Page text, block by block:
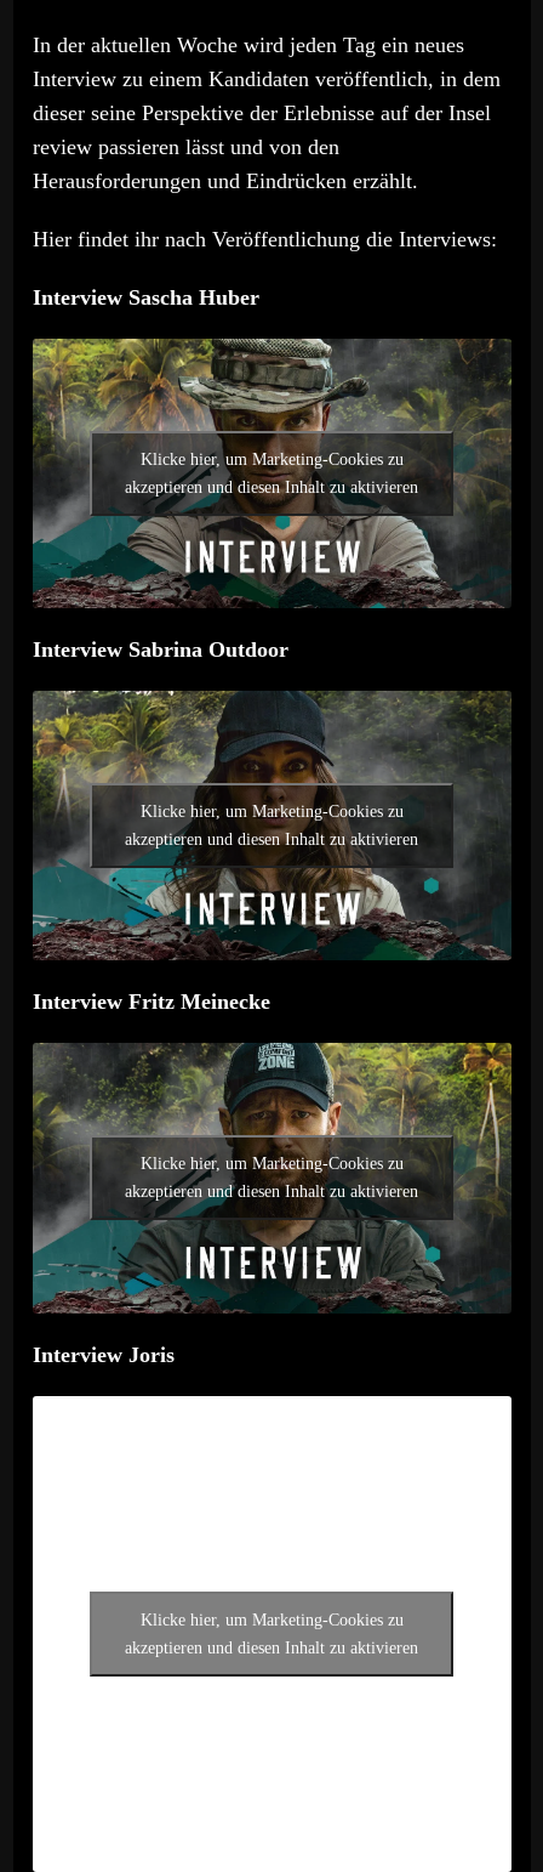
In der aktuellen Woche wird jeden Tag ein neues
Interview zu einem Kandidaten veröffentlich, in dem
dieser seine Perspektive der Erlebnisse auf der Insel
review passieren lässt und von den
Herausforderungen und Eindrücken erzählt.
Hier findet ihr nach Veröffentlichung die Interviews:
Interview Sascha Huber
Klicke hier, um Marketing-Cookies zu
akzeptieren und diesen Inhalt zu aktivieren
Interview Sabrina Outdoor
Klicke hier, um Marketing-Cookies zu
akzeptieren und diesen Inhalt zu aktivieren
Interview Fritz Meinecke
Klicke hier, um Marketing-Cookies zu
akzeptieren und diesen Inhalt zu aktivieren
Interview Joris
Klicke hier, um Marketing-Cookies zu
akzeptieren und diesen Inhalt zu aktivieren